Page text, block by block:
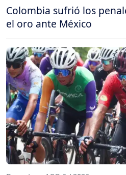
Colombia sufrió los
el oro ante México